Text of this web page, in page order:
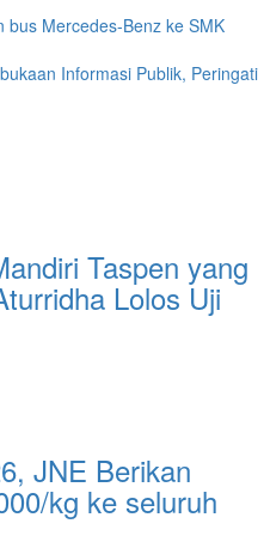
bus Mercedes-Benz ke SMK
Informasi Publik, Peringati
Taspen yang
Lolos Uji
JNE Berikan
kg ke seluruh